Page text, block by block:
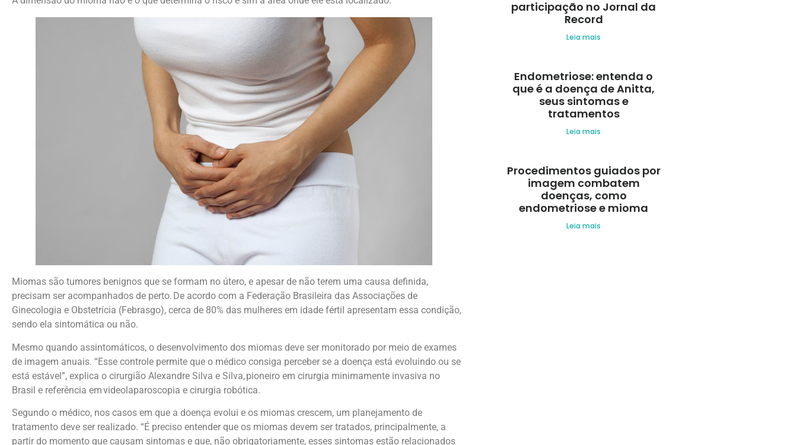
Miomas são tumores benignos que se formam no útero, e apesar de não terem uma causa definida,
precisam ser acompanhados de perto. De acordo com a Federação Brasileira das Associações de
Ginecologia e Obstetrícia (Febrasgo), cerca de 80% das mulheres em idade fértil apresentam essa condição,
sendo ela sintomática ou não.
Mesmo quando assintomáticos, o desenvolvimento dos miomas deve ser monitorado por meio de exames
de imagem anuais. “Esse controle permite que o médico consiga perceber se a doença está evoluindo ou se
está estável”, explica o cirurgião Alexandre Silva e Silva, pioneiro em cirurgia minimamente invasiva no
Brasil e referência em videolaparoscopia e cirurgia robótica.
Segundo o médico, nos casos em que a doença evolui e os miomas crescem, um planejamento de
tratamento deve ser realizado. “É preciso entender que os miomas devem ser tratados, principalmente, a
partir do momento que causam sintomas e que, não obrigatoriamente, esses sintomas estão relacionados
participação no Jornal da
Record
Leia mais
Endometriose: entenda o
que é a doença de Anitta,
seus sintomas e
tratamentos
Leia mais
Procedimentos guiados por
imagem combatem
doenças, como
endometriose e mioma
Leia mais